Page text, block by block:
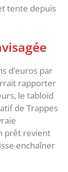
tente depuis
d’euros par
rapporter
le tabloïd
de Trappes
prêt revient
enchaîner